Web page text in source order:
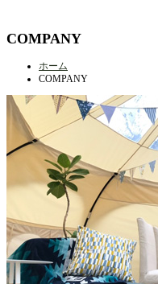
COMPANY
ホーム
COMPANY